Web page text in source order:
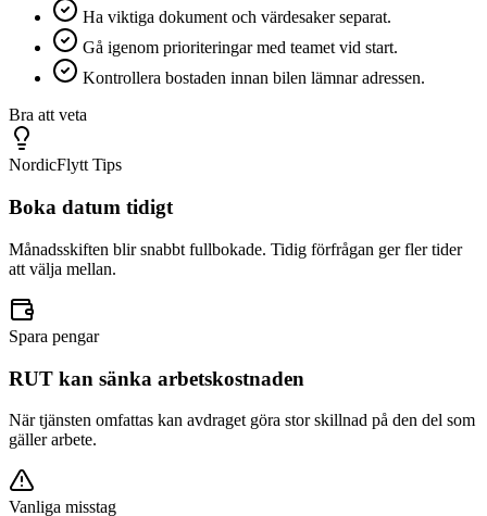
Ha viktiga dokument och värdesaker separat.
Gå igenom prioriteringar med teamet vid start.
Kontrollera bostaden innan bilen lämnar adressen.
Bra att veta
NordicFlytt Tips
Boka datum tidigt
Månadsskiften blir snabbt fullbokade. Tidig förfrågan ger fler tider
att välja mellan.
Spara pengar
RUT kan sänka arbetskostnaden
När tjänsten omfattas kan avdraget göra stor skillnad på den del som
gäller arbete.
Vanliga misstag